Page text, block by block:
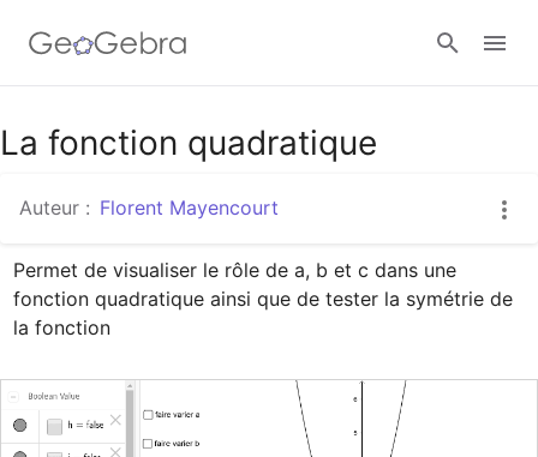
Google Classroom
Classe GeoGebra
Se connecter
La fonction quadratique
Auteur : Florent Mayencourt
Permet de visualiser le rôle de a, b et c dans une
fonction quadratique ainsi que de tester la symétrie de
la fonction